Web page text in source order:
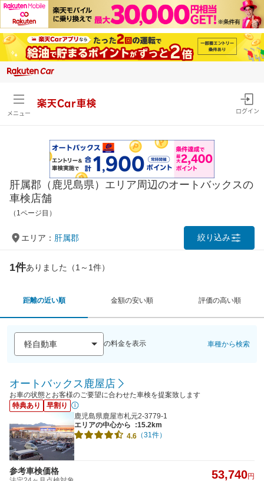
メニュー
楽天Car車検
ログイン
肝属郡（鹿児島県）エリア周辺のオートバックスの
車検店舗
（1ページ目）
エリア： 肝属郡 絞り込み
1件ありました（1～1件）
距離の近い順 金額の安い順 評価の高い順
の料金を表示 車種から検索
オートバックス鹿屋店
お車の状態とお客様のご要望に合わせた車検を提案致します
特典あり
早割り
鹿児島県鹿屋市札元2-3779-1
エリアの中心から
:15.2km
4.6 （31件）
参考車検価格 53,740円